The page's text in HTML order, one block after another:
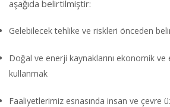
aşağıda belirtilmiştir:
Gelebilecek tehlike ve riskleri önceden
Doğal ve enerji kaynaklarını ekonomik ve
kullanmak
Faaliyetlerimiz esnasında insan ve çevre